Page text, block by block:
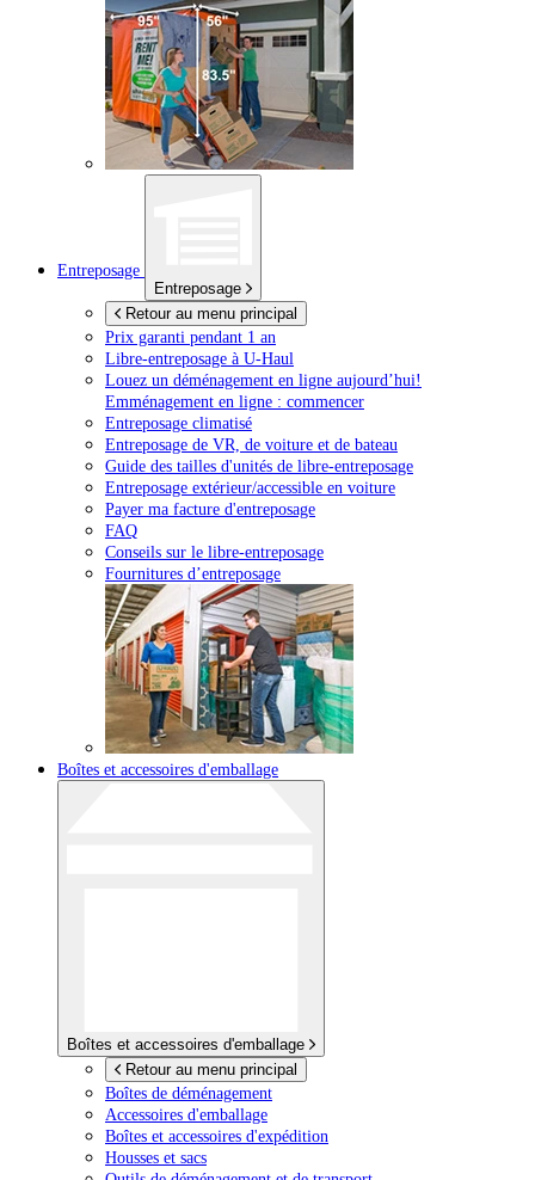
Entreposage
Entreposage
Retour au menu principal
Prix garanti pendant 1 an
Libre-entreposage à U-Haul
Louez un déménagement en ligne aujourd’hui!
Emménagement en ligne : commencer
Entreposage climatisé
Entreposage de VR, de voiture et de bateau
Guide des tailles d'unités de libre-entreposage
Entreposage extérieur/accessible en voiture
Payer ma facture d'entreposage
FAQ
Conseils sur le libre-entreposage
Fournitures d’entreposage
Boîtes et accessoires d'emballage
Boîtes et accessoires d'emballage
Retour au menu principal
Boîtes de déménagement
Accessoires d'emballage
Boîtes et accessoires d'expédition
Housses et sacs